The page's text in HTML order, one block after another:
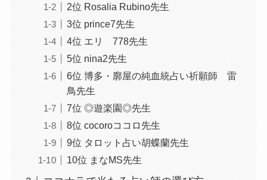
2位 Rosalia Rubino先生
3位 prince7先生
4位 エリ 778先生
5位 nina2先生
6位 博多・廓屋の純血統占い祈願師 雷
鳥先生
7位 ◎遊楽園◎先生
8位 cocoroココロ先生
9位 タロット占い胡蝶蘭先生
10位 まなMS先生